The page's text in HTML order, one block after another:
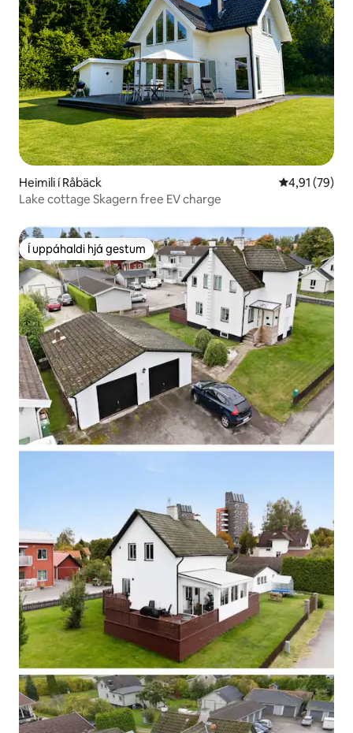
Heimili í Råbäck 4,91 af 5 í
4,91 (79)
Lake cottage Skagern free EV charge
Í uppáhaldi hjá gestum
Í uppáhaldi hjá gestum